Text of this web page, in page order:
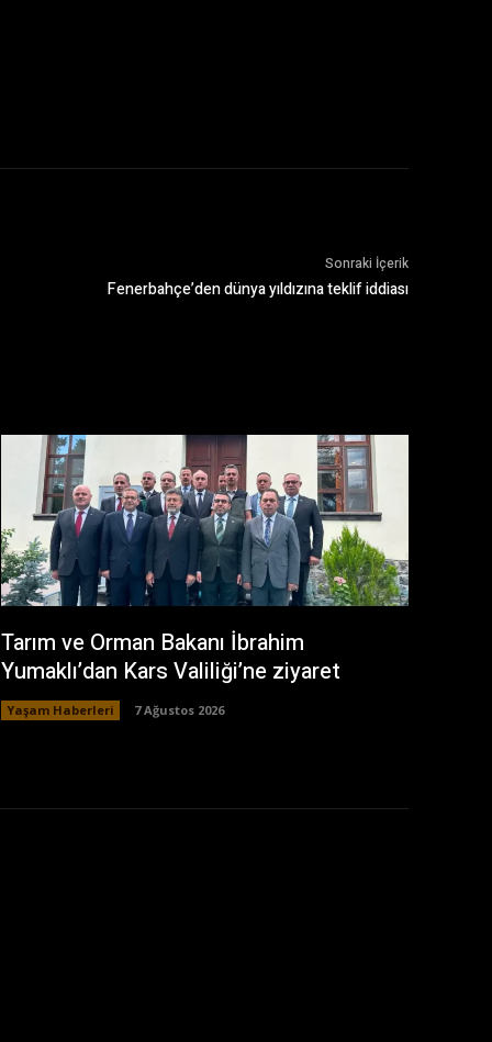
Sonraki İçerik
Fenerbahçe’den dünya yıldızına teklif iddiası
Tarım ve Orman Bakanı İbrahim
Yumaklı’dan Kars Valiliği’ne ziyaret
Yaşam Haberleri 7 Ağustos 2026